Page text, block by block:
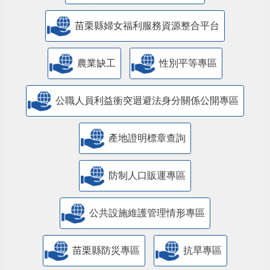
苗栗縣婦女福利服務資源整合平台
農業缺工 性別平等專區
公職人員利益衝突迴避法身分關係公開專區
產地證明標章查詢
防制人口販運專區
​公共設施維護管理情形專區
苗栗縣防災專區 抗旱專區